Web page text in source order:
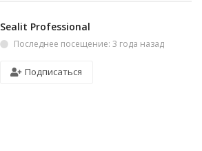
Sealit Professional
Последнее посещение: 3 года назад
Подписаться